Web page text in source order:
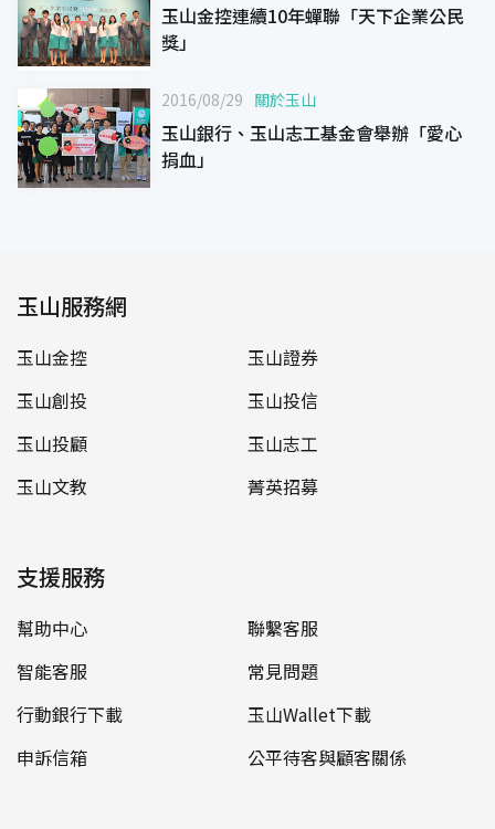
玉山金控連續10年蟬聯「天下企業公民
獎」
2016/08/29 關於玉山
玉山銀行、玉山志工基金會舉辦「愛心
捐血」
玉山服務網
玉山金控
玉山證券
玉山創投
玉山投信
玉山投顧
玉山志工
玉山文教
菁英招募
支援服務
幫助中心
聯繫客服
智能客服
常見問題
行動銀行下載
玉山Wallet下載
申訴信箱
公平待客與顧客關係